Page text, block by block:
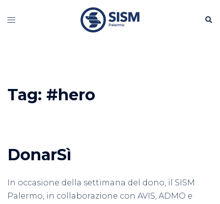
Mostra/Nascondi
Tag: #hero
DonarSì
In occasione della settimana del dono, il SISM
Palermo, in collaborazione con AVIS, ADMO e